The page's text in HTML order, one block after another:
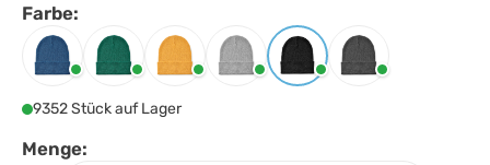
Farbe:
Farbe auswählen
Blau DunkelgrünGelb Grau Schwarz Steingrau
9352 Stück auf Lager
Menge: